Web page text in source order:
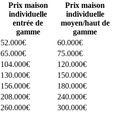
Prix maison
individuelle
entrée de
gamme
Prix maison
individuelle
moyen/haut de
gamme
52.000€
60.000€
65.000€
75.000€
104.000€
120.000€
130.000€
150.000€
156.000€
180.000€
208.000€
240.000€
260.000€ 300.000€